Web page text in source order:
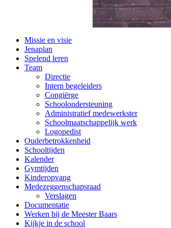
Missie en visie
Jenaplan
Spelend leren
Team
Directie
Intern begeleiders
Congiërge
Schoolondersteuning
Administratief medewerkster
Schoolmaatschappelijk werk
Logopedist
Ouderbetrokkenheid
Schooltijden
Kalender
Gymtijden
Kinderopvang
Medezeggenschapsraad
Verslagen
Documentatie
Werken bij de Meester Baars
Kijkje in de school